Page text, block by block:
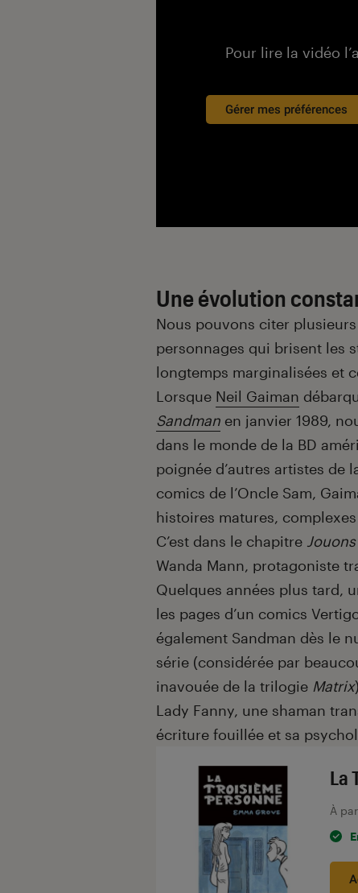
Pour lire la vidéo
Gérer mes préférences
Une évolution
Nous pouvons citer
personnages qui brisent les
longtemps marginalisées et
Lorsque Neil Gaiman
Sandman en janvier 1989,
dans le monde de la BD
poignée d’autres artistes de
comics de l’Oncle Sam,
histoires matures,
C’est dans le chapitre
Wanda Mann, protagoniste
Quelques années plus tard,
les pages d’un comics
également Sandman dès le
série (considérée par
inavouée de la trilogie Matrix
Lady Fanny, une shaman
écriture fouillée et sa
La
À